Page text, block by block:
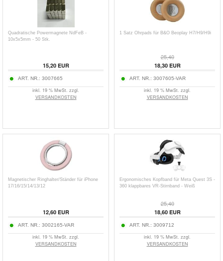
Quadratische Powermagnete NdFeB -
10x5x5mm - 50 Stk.
15,20EUR
ART. NR.: 3007665
inkl. 19 % MwSt. zzgl.
VERSANDKOSTEN
1 Satz Ohrpads für B&O Beoplay H7/H9/H9i
25,40
18,30EUR
ART. NR.: 3007605-VAR
inkl. 19 % MwSt. zzgl.
VERSANDKOSTEN
Magnetischer Ringhalter/Ständer für iPhone
17/16/15/14/13/12
12,60EUR
ART. NR.: 3002165-VAR
inkl. 19 % MwSt. zzgl.
VERSANDKOSTEN
Ergonomisches Kopfband für Meta Quest 3S -
360 klappbares VR-Stirnband - Weiß
25,40
18,60EUR
ART. NR.: 3009712
inkl. 19 % MwSt. zzgl.
VERSANDKOSTEN